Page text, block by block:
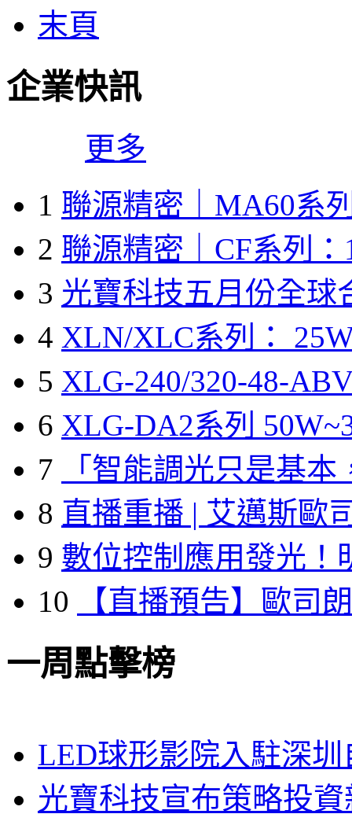
末頁
企業快訊
更多
1 聯源精密｜MA60系
2 聯源精密｜CF系列：
3 光寶科技五月份全球
4 XLN/XLC系列：
5 XLG-240/320-48-
6 XLG-DA2系列
7
「智能調光只是基本
8 直播重播 | 艾邁斯歐
9 數位控制應用發光！
10
【直播預告】歐司
一周點擊榜
LED球形影院入駐深
光寶科技宣布策略投